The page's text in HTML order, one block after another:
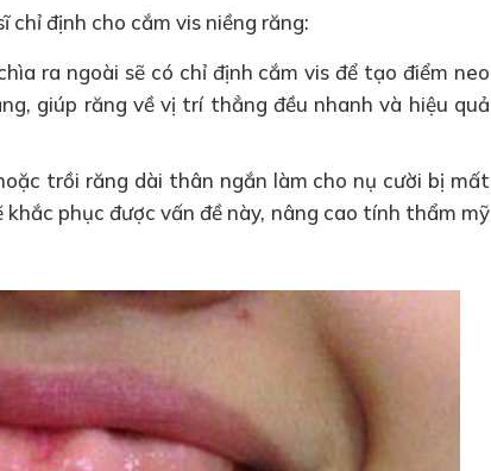
chỉ định cho cắm vis niềng răng:
ra ngoài sẽ có chỉ định cắm vis để tạo điểm neo
giúp răng về vị trí thẳng đều nhanh và hiệu quả
trồi răng dài thân ngắn làm cho nụ cười bị mất
phục được vấn đề này, nâng cao tính thẩm mỹ